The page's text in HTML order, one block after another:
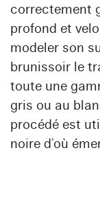
correctement
profond et
modeler son
brunissoir le
toute une
gris ou au
procédé est
noire d’où